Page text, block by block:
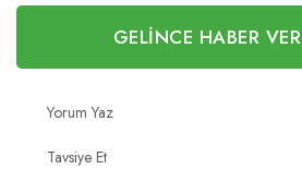
GELİNCE HABER VER
Yorum Yaz
Tavsiye Et